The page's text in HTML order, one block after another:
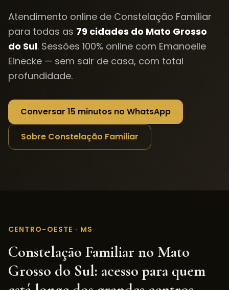
Atendimento online de Constelação Familiar
para todas as 79 cidades do Mato Grosso
do Sul. Sessões 100% online com Emanoelle
Einecke — sem sair de casa, com total
profundidade.
Conversar 15 minutos no WhatsApp
Sobre Constelação Familiar
CENTRO-OESTE · MS
Constelação Familiar no Mato
Grosso do Sul: acesso para quem